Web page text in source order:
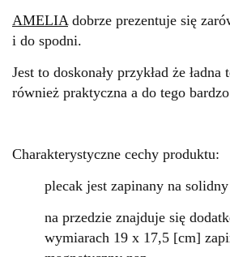
AMELIAdobrze prezentuje się
i do spodni.
Jest to doskonały przykład że
również praktyczna a do tego
Charakterystyczne cechy produktu:
plecak jest zapinany na
na przedzie znajduje się
wymiarach 19 x 17,5 [cm]